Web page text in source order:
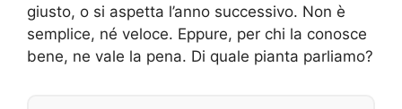
giusto, o si aspetta l’anno successivo. Non è
semplice, né veloce. Eppure, per chi la conosce
bene, ne vale la pena. Di quale pianta parliamo?